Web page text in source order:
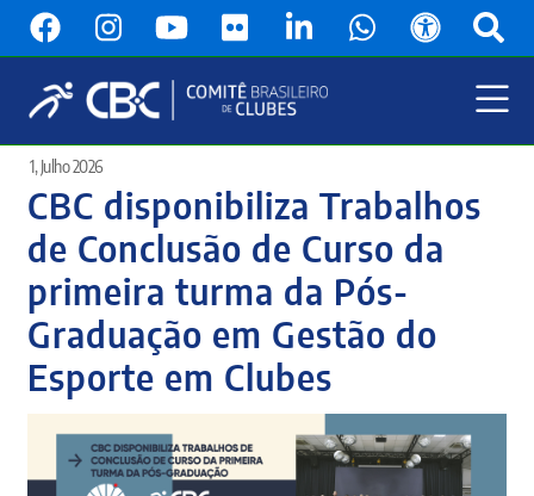
conteúdo
Menu
Principal
CBC disponibiliza Trabalhos
de Conclusão de Curso da
primeira turma da Pós-
Graduação em Gestão do
Esporte em Clubes
1, Julho 2026